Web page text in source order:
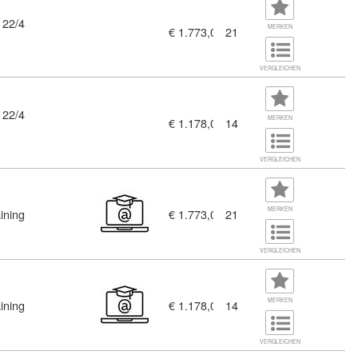
(10376525)
4
€ 1.773,00 21 MERKEN
VERGLEICHEN
4
€ 1.178,00 14 MERKEN
VERGLEICHEN
(10376460) € 1.773,00 21 MERKEN
VERGLEICHEN
€ 1.178,00 14 MERKEN
VERGLEICHEN